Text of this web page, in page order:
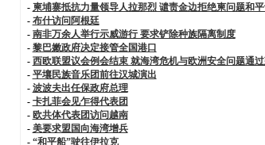
- 柬埔寨抵抗力量领导人拉那烈 谴责金边拒绝柬问题和平
- 布什访问阿根廷
- 南非万余人举行示威游行 要求铲除种族隔离制度
- 黎巴嫩政府决定接管全国港口
- 西欧联盟议会例会结束 就海湾危机与欧洲安全问题通
- 平壤民族音乐团前往汉城演出
- 波波夫出任保政府总理
- 卡扎菲会见乍得代表团
- 欧共体代表团访问越南
- 美要求盟国向海湾增兵
- “和平船”驶往伊拉克